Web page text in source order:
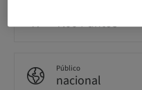
7.00 Puntos
Público
nacional